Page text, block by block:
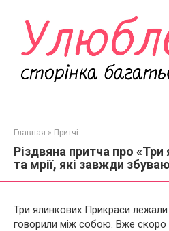
контенту
Главная » Притчі
Різдвяна притча про «Три
та мрії, які завжди
Три ялинкових Прикраси лежали
говорили між собою. Вже скоро